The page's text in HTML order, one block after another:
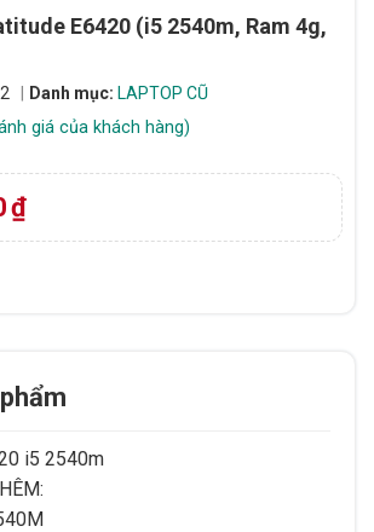
E6420 (i5 2540m, Ram 4g,
Danh mục: LAPTOP CŨ
giá của khách hàng)
₫
i5 2540m